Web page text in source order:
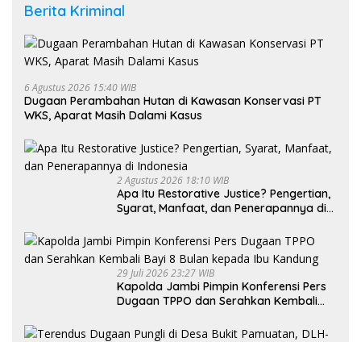
Berita Kriminal
6 Agustus 2026 15:40 WIB
Dugaan Perambahan Hutan di Kawasan Konservasi PT
WKS, Aparat Masih Dalami Kasus
2 Agustus 2026 18:10 WIB
Apa Itu Restorative Justice? Pengertian,
Syarat, Manfaat, dan Penerapannya di
29 Juli 2026 23:27 WIB
Kapolda Jambi Pimpin Konferensi Pers
Dugaan TPPO dan Serahkan Kembali